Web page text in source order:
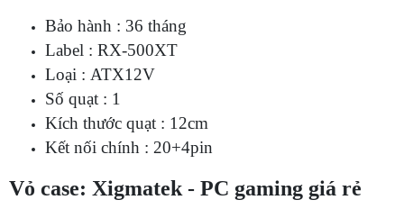
Bảo hành : 36 tháng
Label : RX-500XT
Loại : ATX12V
Số quạt : 1
Kích thước quạt : 12cm
Kết nối chính : 20+4pin
Vỏ case: Xigmatek - PC gaming giá rẻ